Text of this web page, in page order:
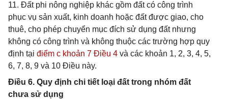
11. Đất phi nông nghiệp khác gồm đất có công trình
phục vụ sản xuất, kinh doanh hoặc đất được giao, cho
thuê, cho phép chuyển mục đích sử dụng đất nhưng
không có công trình và không thuộc các trường hợp quy
định tại điểm c khoản 7 Điều 4 và các khoản 1, 2, 3, 4, 5,
6, 7, 8, 9 và 10 Điều này.
Điều 6. Quy định chi tiết loại đất trong nhóm đất
chưa sử dụng